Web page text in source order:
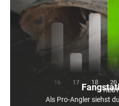
Als Pro-Angler siehst